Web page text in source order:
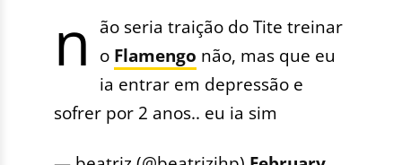
n ão seria traição do Tite treinar
o Flamengo não, mas que eu
ia entrar em depressão e
sofrer por 2 anos.. eu ia sim